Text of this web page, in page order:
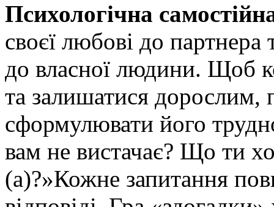
Психологічна
своєї любові до
до власної людини. Щоб
та залишатися дорослим,
сформулювати його
вам не вистачає? Що ти
(а)?»Кожне запитання